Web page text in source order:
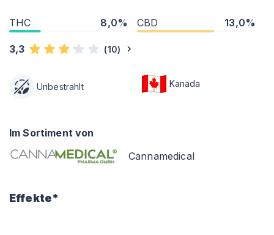
THC 8,0% CBD 13,0%
3,3 (10)
Unbestrahlt Kanada
Im Sortiment von
Cannamedical
Effekte*